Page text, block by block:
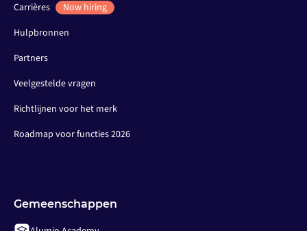
Carrières
Now hiring
Hulpbronnen
Partners
Veelgestelde vragen
Richtlijnen voor het merk
Roadmap voor functies 2026
Gemeenschappen